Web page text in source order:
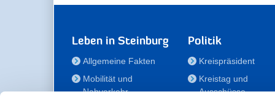
Leben in Steinburg
Allgemeine Fakten
Mobilität und
Nahverkehr
Politik
Kreispräsident
Kreistag und
Ausschüsse